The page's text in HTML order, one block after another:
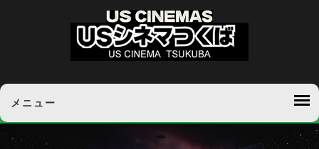
メニュー